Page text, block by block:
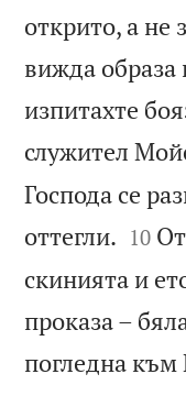
открито, а не
вижда образа
изпитахте
служител
Господа се
оттегли. 

10
скинията и
проказа –
погледна